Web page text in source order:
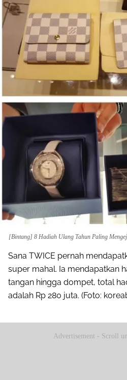
[Bintang] 8 Hadiah Ulang Tahun Paling
Sana TWICE pernah
super mahal. Ia mendapatkan
tangan hingga dompet, total
adalah Rp 280 juta. (Foto:
Advertisement - Scroll